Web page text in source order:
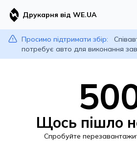
Друкарня від WE.UA
Просимо підтримати збір:
потребує авто для виконання
Щось пішло
Спробуйте